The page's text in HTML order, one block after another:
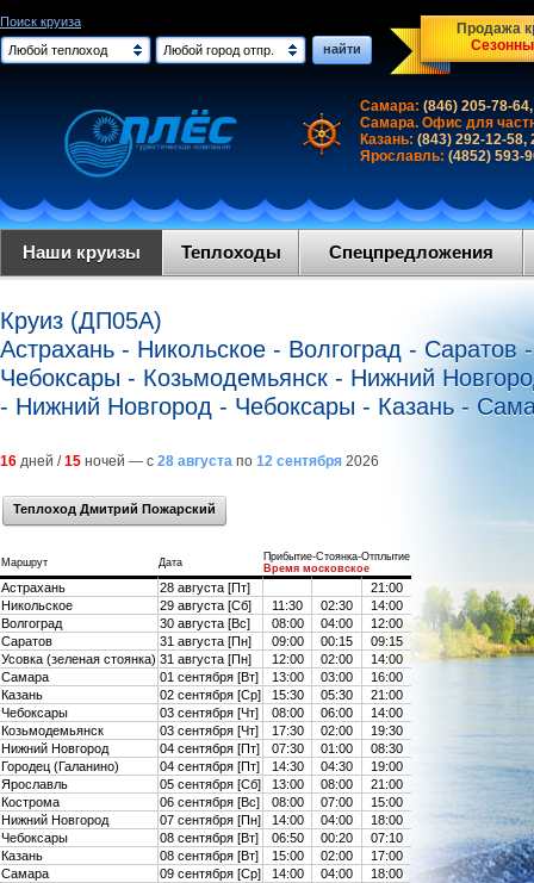
Поиск круиза
Любой теплоход
Любой город отпр. найти
Продажа
Самара: (846) 205-78-
Самара. Офис для
Казань: (843) 292-12-58,
Ярославль: (4852) 593-
Наши круизы Теплоходы Спецпредложения
Круиз (ДП05А)
Астрахань - Никольское - Волгоград -
Чебоксары - Козьмодемьянск - Нижний
- Нижний Новгород - Чебоксары - Казань -
16 дней /15 ночей — с 28 августа по 12 сентября 2026
Теплоход Дмитрий Пожарский
Маршрут Дата
Прибытие-Стоянка-Отплытие
Время московское
Астрахань 28 августа [Пт]
21:00
Никольское
29 августа [Сб] 11:30 02:30
14:00
Волгоград
30 августа [Вс] 08:00 04:00
12:00
Саратов
31 августа [Пн] 09:00 00:15
09:15
Усовка (зеленая стоянка) 31 августа [Пн] 12:00 02:00
14:00
Самара
01 сентября [Вт] 13:00 03:00
16:00
Казань
02 сентября [Ср] 15:30 05:30
21:00
Чебоксары
03 сентября [Чт] 08:00 06:00
14:00
Козьмодемьянск
03 сентября [Чт] 17:30 02:00
19:30
Нижний Новгород
04 сентября [Пт] 07:30 01:00
08:30
Городец (Галанино)
04 сентября [Пт] 14:30 04:30
19:00
Ярославль
05 сентября [Сб] 13:00 08:00
21:00
Кострома
06 сентября [Вс] 08:00 07:00
15:00
Нижний Новгород
07 сентября [Пн] 14:00 04:00
18:00
Чебоксары
08 сентября [Вт] 06:50 00:20
07:10
Казань
08 сентября [Вт] 15:00 02:00
17:00
Самара
09 сентября [Ср] 14:00 04:00
18:00